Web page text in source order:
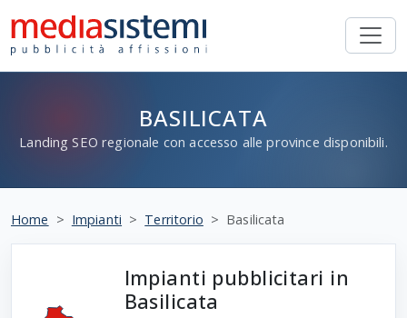
BASILICATA
Landing SEO regionale con accesso alle province disponibili.
Home Impianti Territorio Basilicata
Impianti pubblicitari in
Basilicata